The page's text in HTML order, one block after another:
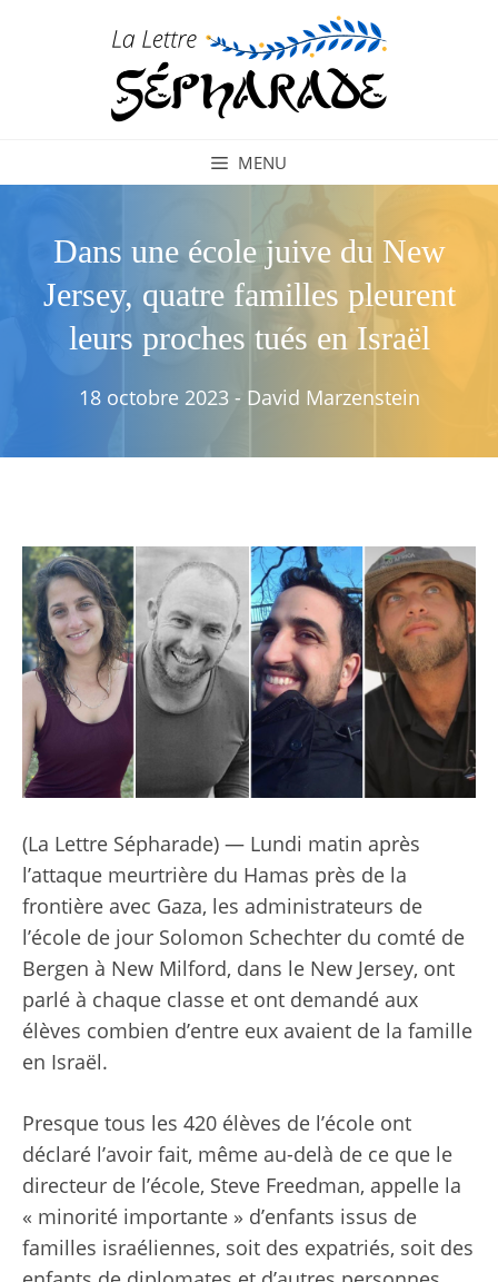
MENU
Dans une école juive du New
Jersey, quatre familles pleurent
leurs proches tués en Israël
18 octobre 2023 - David Marzenstein
(La Lettre Sépharade) — Lundi matin après
l’attaque meurtrière du Hamas près de la
frontière avec Gaza, les administrateurs de
l’école de jour Solomon Schechter du comté de
Bergen à New Milford, dans le New Jersey, ont
parlé à chaque classe et ont demandé aux
élèves combien d’entre eux avaient de la famille
en Israël.
Presque tous les 420 élèves de l’école ont
déclaré l’avoir fait, même au-delà de ce que le
directeur de l’école, Steve Freedman, appelle la
« minorité importante » d’enfants issus de
familles israéliennes, soit des expatriés, soit des